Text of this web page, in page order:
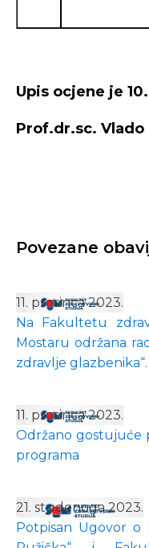
Upis ocjene je
Prof.dr.sc. Vlado
Povezane
11. prosinca 2023.
Na Fakultetu
Mostaru održana
zdravlje glazbenika“.
11. prosinca 2023.
Održano gostujuće
programa
21. studenoga 2023.
Potpisan Ugovor o